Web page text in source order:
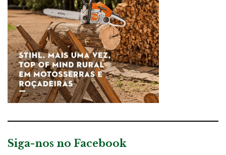
Siga-nos no Facebook